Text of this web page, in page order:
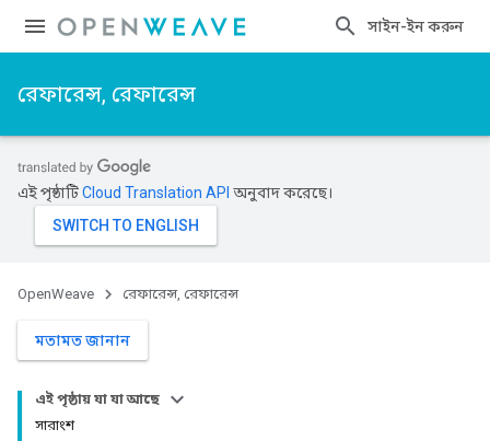
সাইন-ইন করুন
রেফারেন্স, রেফারেন্স
এই পৃষ্ঠাটিCloud Translation API অনুবাদ করেছে।
OpenWeave রেফারেন্স, রেফারেন্স
মতামত জানান
এই পৃষ্ঠায় যা যা আছে
সারাংশ